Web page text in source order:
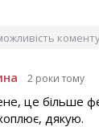
2 роки тому
це більше
дякую.